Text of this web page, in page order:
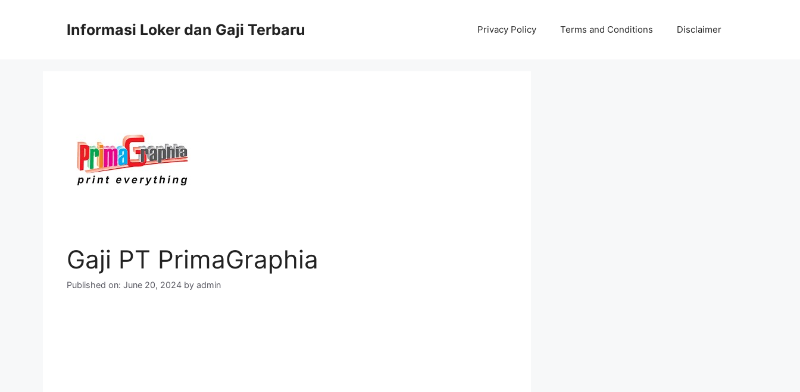
Informasi Loker dan Gaji Terbaru Privacy Policy Terms and Conditions Disclaimer
Gaji PT PrimaGraphia
Published on: June 20, 2024 by admin